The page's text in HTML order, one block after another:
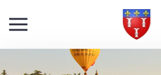
Skip to main content